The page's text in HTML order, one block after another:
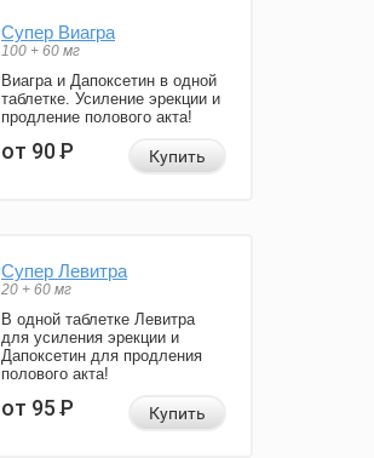
Супер Виагра
100 + 60 мг
Виагра и Дапоксетин в одной
таблетке. Усиление эрекции и
продление полового акта!
от 90Р Купить
Супер Левитра
20 + 60 мг
В одной таблетке Левитра
для усиления эрекции и
Дапоксетин для продления
полового акта!
от 95Р Купить